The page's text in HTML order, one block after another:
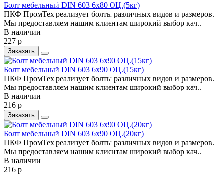
Болт мебельный DIN 603 6х80 ОЦ.(5кг)
ПКФ ПромТех реализует болты различных видов и размеров.
Мы предоставляем нашим клиентам широкий выбор кач..
В наличии
227 р
Заказать
Болт мебельный DIN 603 6х90 ОЦ.(15кг)
ПКФ ПромТех реализует болты различных видов и размеров.
Мы предоставляем нашим клиентам широкий выбор кач..
В наличии
216 р
Заказать
Болт мебельный DIN 603 6х90 ОЦ.(20кг)
ПКФ ПромТех реализует болты различных видов и размеров.
Мы предоставляем нашим клиентам широкий выбор кач..
В наличии
216 р